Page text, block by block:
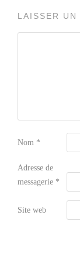
LAISSER UN
Nom *
Adresse de
messagerie *
Site web